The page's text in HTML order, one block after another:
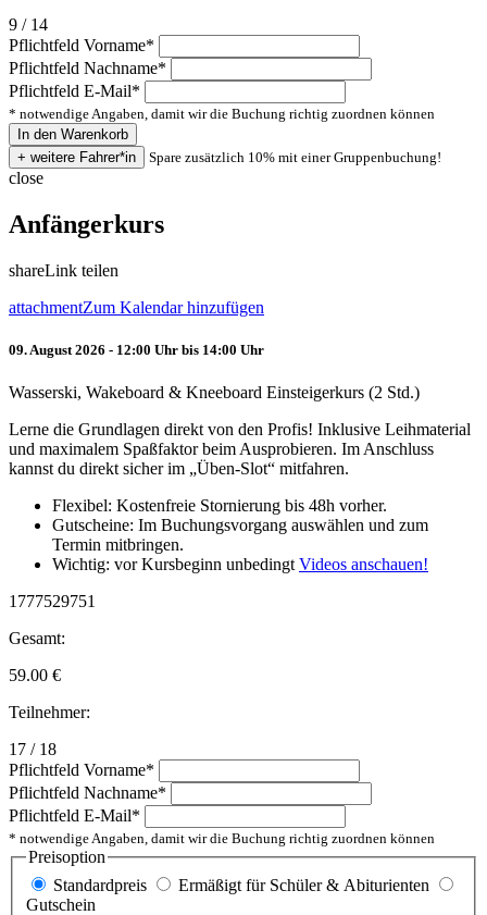
9 / 14
Pflichtfeld Vorname*
Pflichtfeld Nachname*
Pflichtfeld E-Mail*
* notwendige Angaben, damit wir die Buchung richtig zuordnen können
Spare zusätzlich 10% mit einer Gruppenbuchung!
close
Anfängerkurs
shareLink teilen
attachmentZum Kalendar hinzufügen
09. August 2026 - 12:00 Uhr bis 14:00 Uhr
Wasserski, Wakeboard & Kneeboard Einsteigerkurs (2 Std.)
Lerne die Grundlagen direkt von den Profis! Inklusive Leihmaterial
und maximalem Spaßfaktor beim Ausprobieren. Im Anschluss
kannst du direkt sicher im „Üben-Slot“ mitfahren.
Flexibel: Kostenfreie Stornierung bis 48h vorher.
Gutscheine: Im Buchungsvorgang auswählen und zum
Termin mitbringen.
Wichtig: vor Kursbeginn unbedingt Videos anschauen!
1777529751
Gesamt:
59.00 €
Teilnehmer:
17 / 18
Pflichtfeld Vorname*
Pflichtfeld Nachname*
Pflichtfeld E-Mail*
* notwendige Angaben, damit wir die Buchung richtig zuordnen können
Preisoption
Standardpreis
Ermäßigt für Schüler & Abiturienten
Gutschein